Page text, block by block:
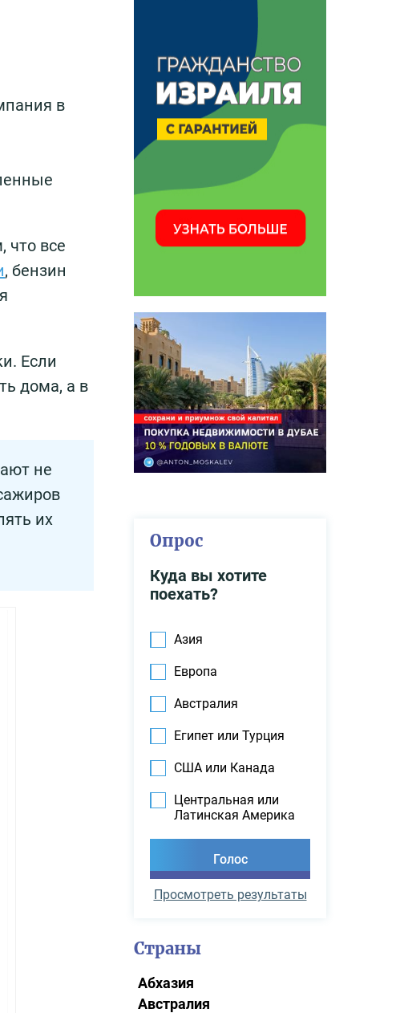
в
что все
, бензин
Если
дома, а в
не
их
Опрос
Куда вы хотите
поехать?
Азия
Европа
Австралия
Египет или Турция
США или Канада
Центральная или
Латинская Америка
Просмотреть результаты
Страны
Абхазия
Австралия